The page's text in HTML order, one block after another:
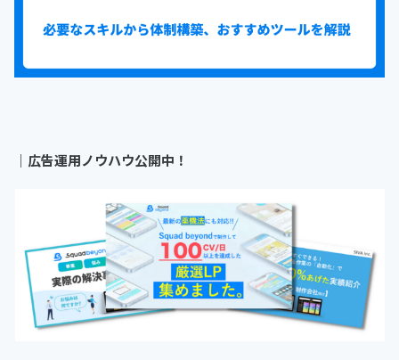
｜ 広告運用ノウハウ公開中！